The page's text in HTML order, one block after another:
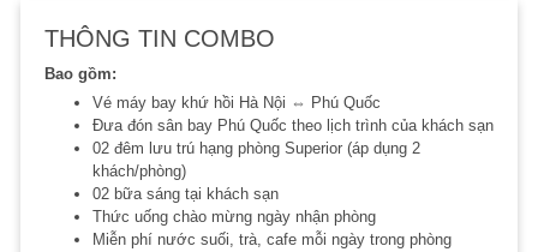
THÔNG TIN COMBO
Bao gồm:
Vé máy bay khứ hồi Hà Nội ⇔ Phú Quốc
Đưa đón sân bay Phú Quốc theo lịch trình của khách sạn
02 đêm lưu trú hạng phòng Superior (áp dụng 2
khách/phòng)
02 bữa sáng tại khách sạn
Thức uống chào mừng ngày nhận phòng
Miễn phí nước suối, trà, cafe mỗi ngày trong phòng